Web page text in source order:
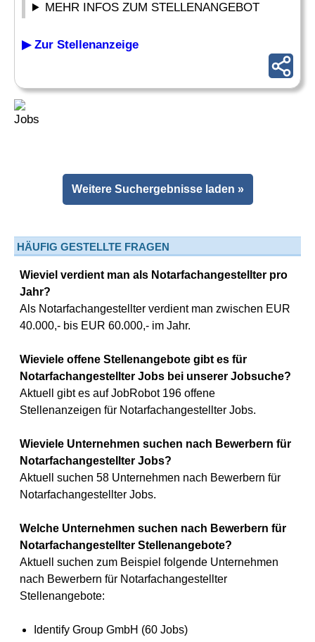
MEHR INFOS ZUM STELLENANGEBOT
▶ Zur Stellenanzeige
Weitere Suchergebnisse laden »
HÄUFIG GESTELLTE FRAGEN
Wieviel verdient man als Notarfachangestellter pro
Jahr?
Als Notarfachangestellter verdient man zwischen EUR
40.000,- bis EUR 60.000,- im Jahr.
Wieviele offene Stellenangebote gibt es für
Notarfachangestellter Jobs bei unserer Jobsuche?
Aktuell gibt es auf JobRobot 196 offene
Stellenanzeigen für Notarfachangestellter Jobs.
Wieviele Unternehmen suchen nach Bewerbern für
Notarfachangestellter Jobs?
Aktuell suchen 58 Unternehmen nach Bewerbern für
Notarfachangestellter Jobs.
Welche Unternehmen suchen nach Bewerbern für
Notarfachangestellter Stellenangebote?
Aktuell suchen zum Beispiel folgende Unternehmen
nach Bewerbern für Notarfachangestellter
Stellenangebote:
Identify Group GmbH (60 Jobs)